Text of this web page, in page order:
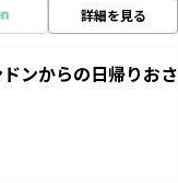
詳細を見る
ンからの日帰りおさ